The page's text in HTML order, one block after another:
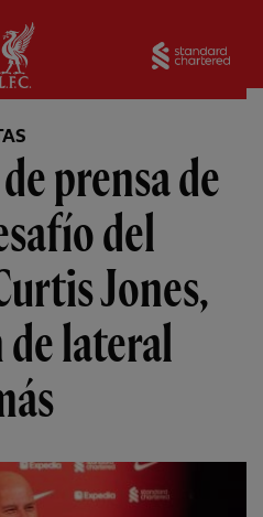
Hogar
prensa de
del
Jones,
lateral